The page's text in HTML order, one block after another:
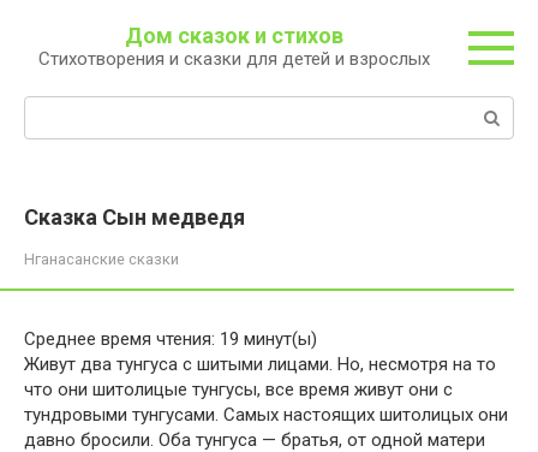
контенту
Дом сказок и стихов
Стихотворения и сказки для детей и взрослых
Сказка Сын медведя
Нганасанские сказки
Среднее время чтения: 19 минут(ы)
Живут два тунгуса с шитыми лицами. Но, несмотря на то
что они шитолицые тунгусы, все время живут они с
тундровыми тунгусами. Самых настоящих шитолицых они
давно бросили. Оба тунгуса — братья, от одной матери